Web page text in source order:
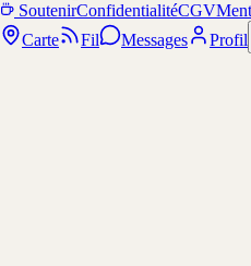
SoutenirConfidentialitéCGV
Carte
Fil Messages Profil